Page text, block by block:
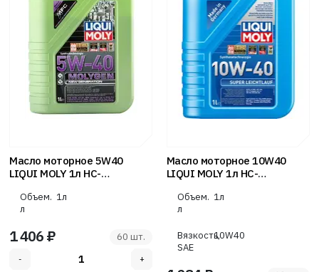
Масло моторное 5W40
LIQUI MOLY 1л НС-
Generation
Объем.
л
1л
1 406 ₽ 60 шт.
Масло моторное 10W40
LIQUI MOLY 1л НС-
Объем.
л
1л
Вязкость,
SAE
10W40